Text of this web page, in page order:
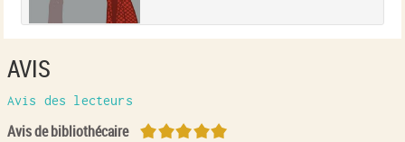
AVIS
Avis des lecteurs
Avis de bibliothécaire 5/5